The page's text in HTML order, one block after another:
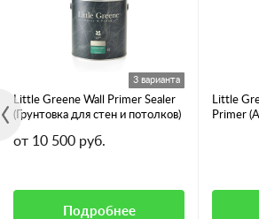
3 варианта
Little Greene Wall Primer Sealer
(Грунтовка для стен и потолков)
от 10 500 руб.
Подробнее
Little
Primer